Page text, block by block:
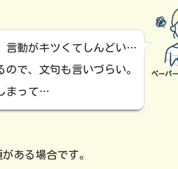
言動がキツくてしんどい…
で、文句も言いづらい。
まって…
ペーパ
ある場合です。